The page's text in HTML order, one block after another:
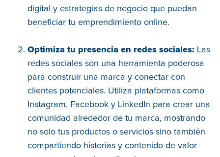
digital y estrategias de negocio que puedan
beneficiar tu emprendimiento online.
Optimiza tu presencia en redes sociales: Las
redes sociales son una herramienta poderosa
para construir una marca y conectar con
clientes potenciales. Utiliza plataformas como
Instagram, Facebook y LinkedIn para crear una
comunidad alrededor de tu marca, mostrando
no solo tus productos o servicios sino también
compartiendo historias y contenido de valor